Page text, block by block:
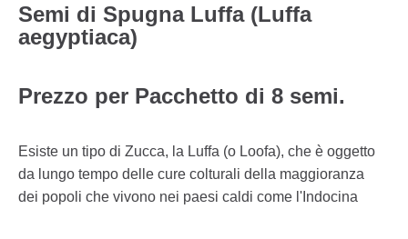
Semi di Spugna Luffa (Luffa
aegyptiaca)
Prezzo per Pacchetto di 8 semi.
Esiste un tipo di Zucca, la Luffa (o Loofa), che è oggetto
da lungo tempo delle cure colturali della maggioranza
dei popoli che vivono nei paesi caldi come l'Indocina